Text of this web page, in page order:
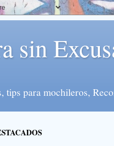
sin
tips para mochileros,